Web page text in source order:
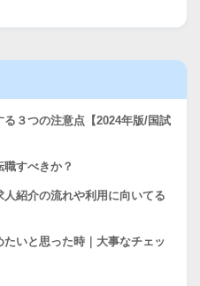
３つの注意点【2024年版/国試
すべきか？
紹介の流れや利用に向いてる
たいと思った時｜大事なチェッ